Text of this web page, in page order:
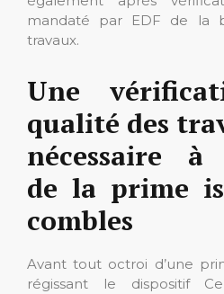
mandaté par EDF de la
travaux.
Une
qualité des
nécessaire à
de la prime
combles
Avant tout octroi d’une
régissant le dispositif